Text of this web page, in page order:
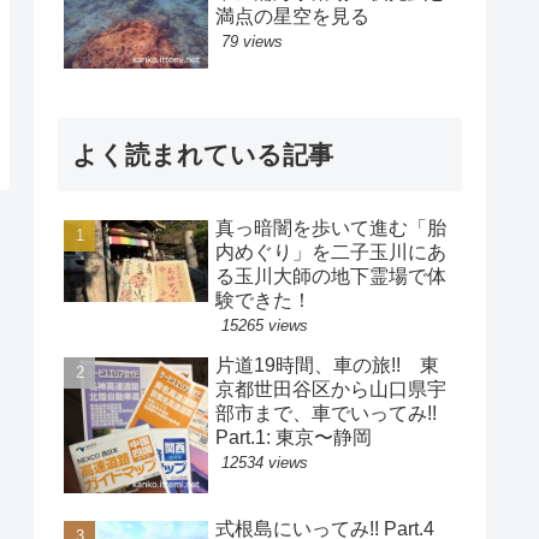
満点の星空を見る
79 views
よく読まれている記事
真っ暗闇を歩いて進む「胎
内めぐり」を二子玉川にあ
る玉川大師の地下霊場で体
験できた！
15265 views
片道19時間、車の旅!! 東
京都世田谷区から山口県宇
部市まで、車でいってみ!!
Part.1: 東京〜静岡
12534 views
式根島にいってみ!! Part.4